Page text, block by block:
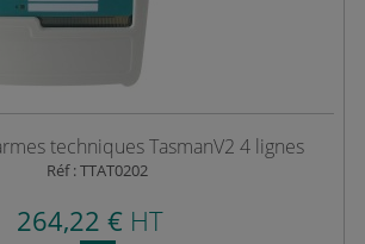
techniques TasmanV2 4 lignes
Réf : TTAT0202
264,22 € HT